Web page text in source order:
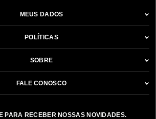
MEUS DADOS
POLÍTICAS
SOBRE
FALE CONOSCO
PARA RECEBER NOSSAS NOVIDADES.